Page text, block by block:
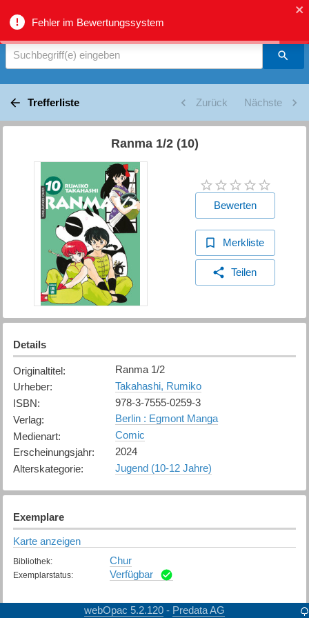
Fehler im Bewertungssystem
biblio.gr - Suche
Suchbegriff(e) eingeben
Trefferliste Zurück Nächste
Ranma 1/2 (10)
Bewerten
Merkliste
Teilen
Details
Originaltitel:
Ranma 1/2
Urheber:
Takahashi, Rumiko
ISBN:
978-3-7555-0259-3
Verlag:
Berlin : Egmont Manga
Medienart:
Comic
Erscheinungsjahr:
2024
Alterskategorie: Jugend (10-12 Jahre)
Exemplare
Karte anzeigen
Bibliothek: Chur
Exemplarstatus: Verfügbar
webOpac 5.2.120 - Predata AG